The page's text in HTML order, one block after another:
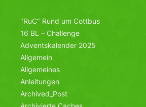
"RuC" Rund um Cottbus
16 BL – Challenge
Adventskalender 2025
Allgemein
Allgemeines
Anleitungen
Archived_Post